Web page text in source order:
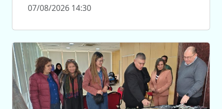
07/08/2026 14:30